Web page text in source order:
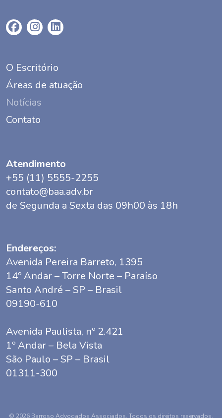
O Escritório
Áreas de atuação
Notícias
Contato
Atendimento
+55 (11) 5555-2255
contato@baa.adv.br
de Segunda a Sexta das 09h00 às 18h
Endereços:
Avenida Pereira Barreto, 1395
14º Andar – Torre Norte – Paraíso
Santo André – SP – Brasil
09190-610
Avenida Paulista, nº 2.421
1º Andar – Bela Vista
São Paulo – SP – Brasil
01311-300
© 2026 Barroso Advogados Associados. Todos os direitos reservados.